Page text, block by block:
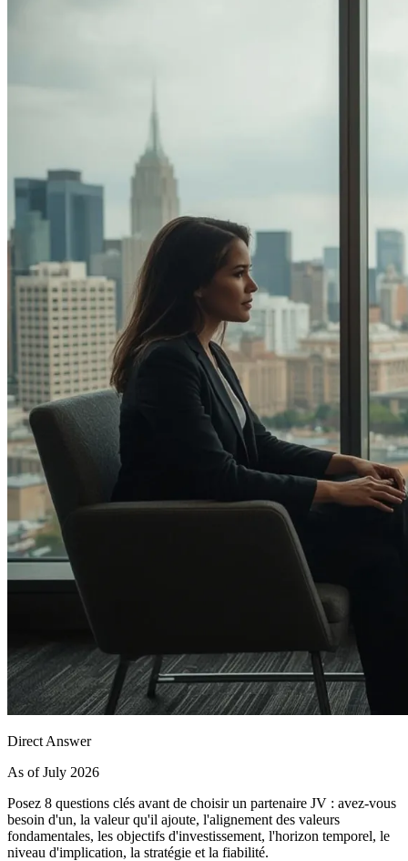
Direct Answer
As of July 2026
Posez 8 questions clés avant de choisir un partenaire JV : avez-vous
besoin d'un, la valeur qu'il ajoute, l'alignement des valeurs
fondamentales, les objectifs d'investissement, l'horizon temporel, le
niveau d'implication, la stratégie et la fiabilité.